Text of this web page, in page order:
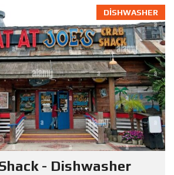
DISHWASHER
- Dishwasher